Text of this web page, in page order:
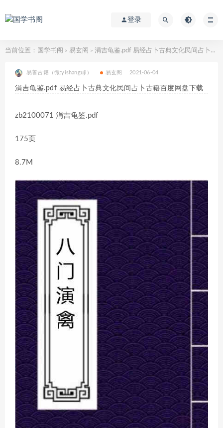
登录
当前位置： 国学书阁 > 易玄阁 > 涓吉龟鉴.pdf 易经占卜古典文化民间占卜古籍百度网盘下载
易善古籍（微:yishanguji） 易玄阁 2021-06-04
涓吉龟鉴.pdf 易经占卜古典文化民间占卜古籍百度网盘下载
zb2100071 涓吉龟鉴.pdf
175页
8.7M